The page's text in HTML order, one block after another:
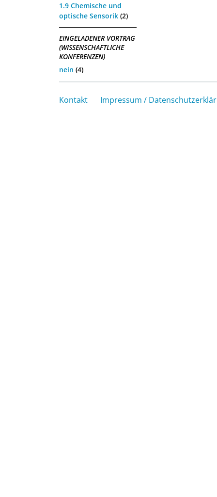
1.9 Chemische und
optische Sensorik (2)
EINGELADENER VORTRAG
(WISSENSCHAFTLICHE
KONFERENZEN)
nein (4)
Kontakt Impressum /